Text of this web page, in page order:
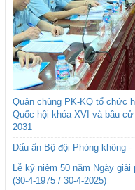
Quân chủng PK-KQ tổ chức
Quốc hội khóa XVI và bầu
2031
Dấu ấn Bộ đội Phòng không
Lễ kỷ niệm 50 năm Ngày
(30-4-1975 / 30-4-2025)